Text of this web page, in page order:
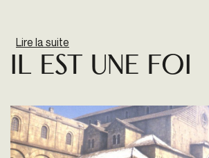
Lire la suite
Il Est Une Foi